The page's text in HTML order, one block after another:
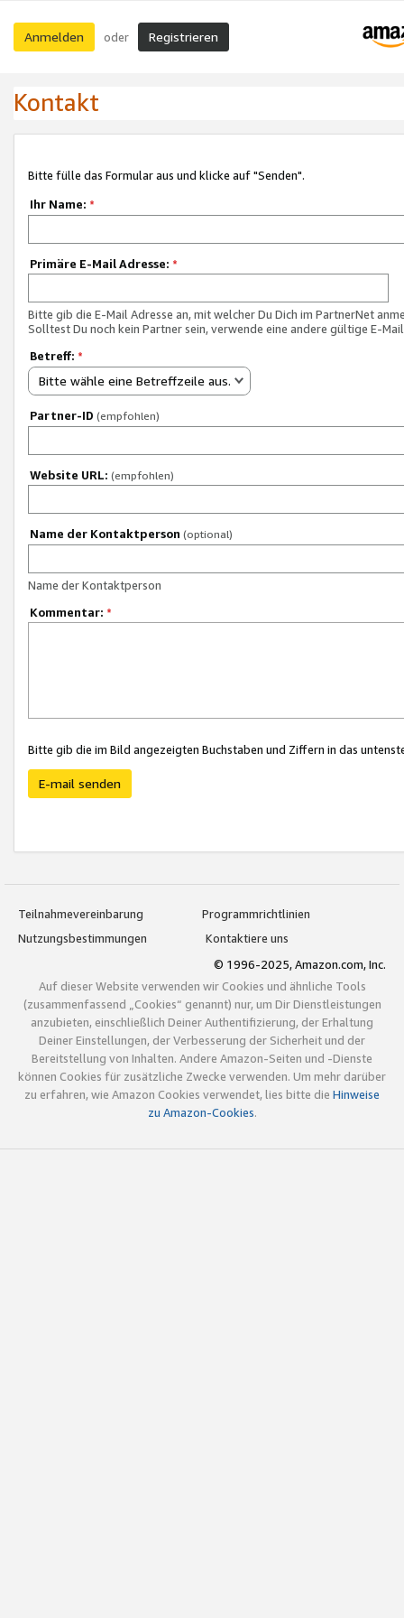
Anmelden oder Registrieren
Kontakt
Bitte fülle das Formular aus und klicke auf "Senden".
Ihr Name: *
Primäre E-Mail Adresse: *
Bitte gib die E-Mail Adresse an, mit welcher Du Dich im PartnerNet
Solltest Du noch kein Partner sein, verwende eine andere gültige E-
Betreff: *
Bitte wähle eine Betreffzeile aus.
Partner-ID (empfohlen)
Website URL: (empfohlen)
Name der Kontaktperson (optional)
Name der Kontaktperson
Kommentar: *
Bitte gib die im Bild angezeigten Buchstaben und Ziffern in das
E-mail senden
Teilnahmevereinbarung
Programmrichtlinien
Nutzungsbestimmungen
Kontaktiere uns
© 1996-2025, Amazon.com, Inc.
Auf dieser Website verwenden wir Cookies und ähnliche Tools
(zusammenfassend „Cookies“ genannt) nur, um Dir Dienstleistungen
anzubieten, einschließlich Deiner Authentifizierung, der Erhaltung
Deiner Einstellungen, der Verbesserung der Sicherheit und der
Bereitstellung von Inhalten. Andere Amazon-Seiten und -Dienste
können Cookies für zusätzliche Zwecke verwenden. Um mehr darüber
zu erfahren, wie Amazon Cookies verwendet, lies bitte die Hinweise
zu Amazon-Cookies.